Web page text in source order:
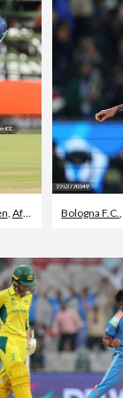
Afghanistan Bologna F.C.